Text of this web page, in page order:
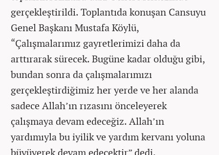
gerçekleştirildi. Toplantıda konuşan Cansuyu
Genel Başkanı Mustafa Köylü,
“Çalışmalarımız gayretlerimizi daha da
arttırarak sürecek. Bugüne kadar olduğu gibi,
bundan sonra da çalışmalarımızı
gerçekleştirdiğimiz her yerde ve her alanda
sadece Allah’ın rızasını önceleyerek
çalışmaya devam edeceğiz. Allah’ın
yardımıyla bu iyilik ve yardım kervanı yoluna
büyüyerek devam edecektir” dedi.